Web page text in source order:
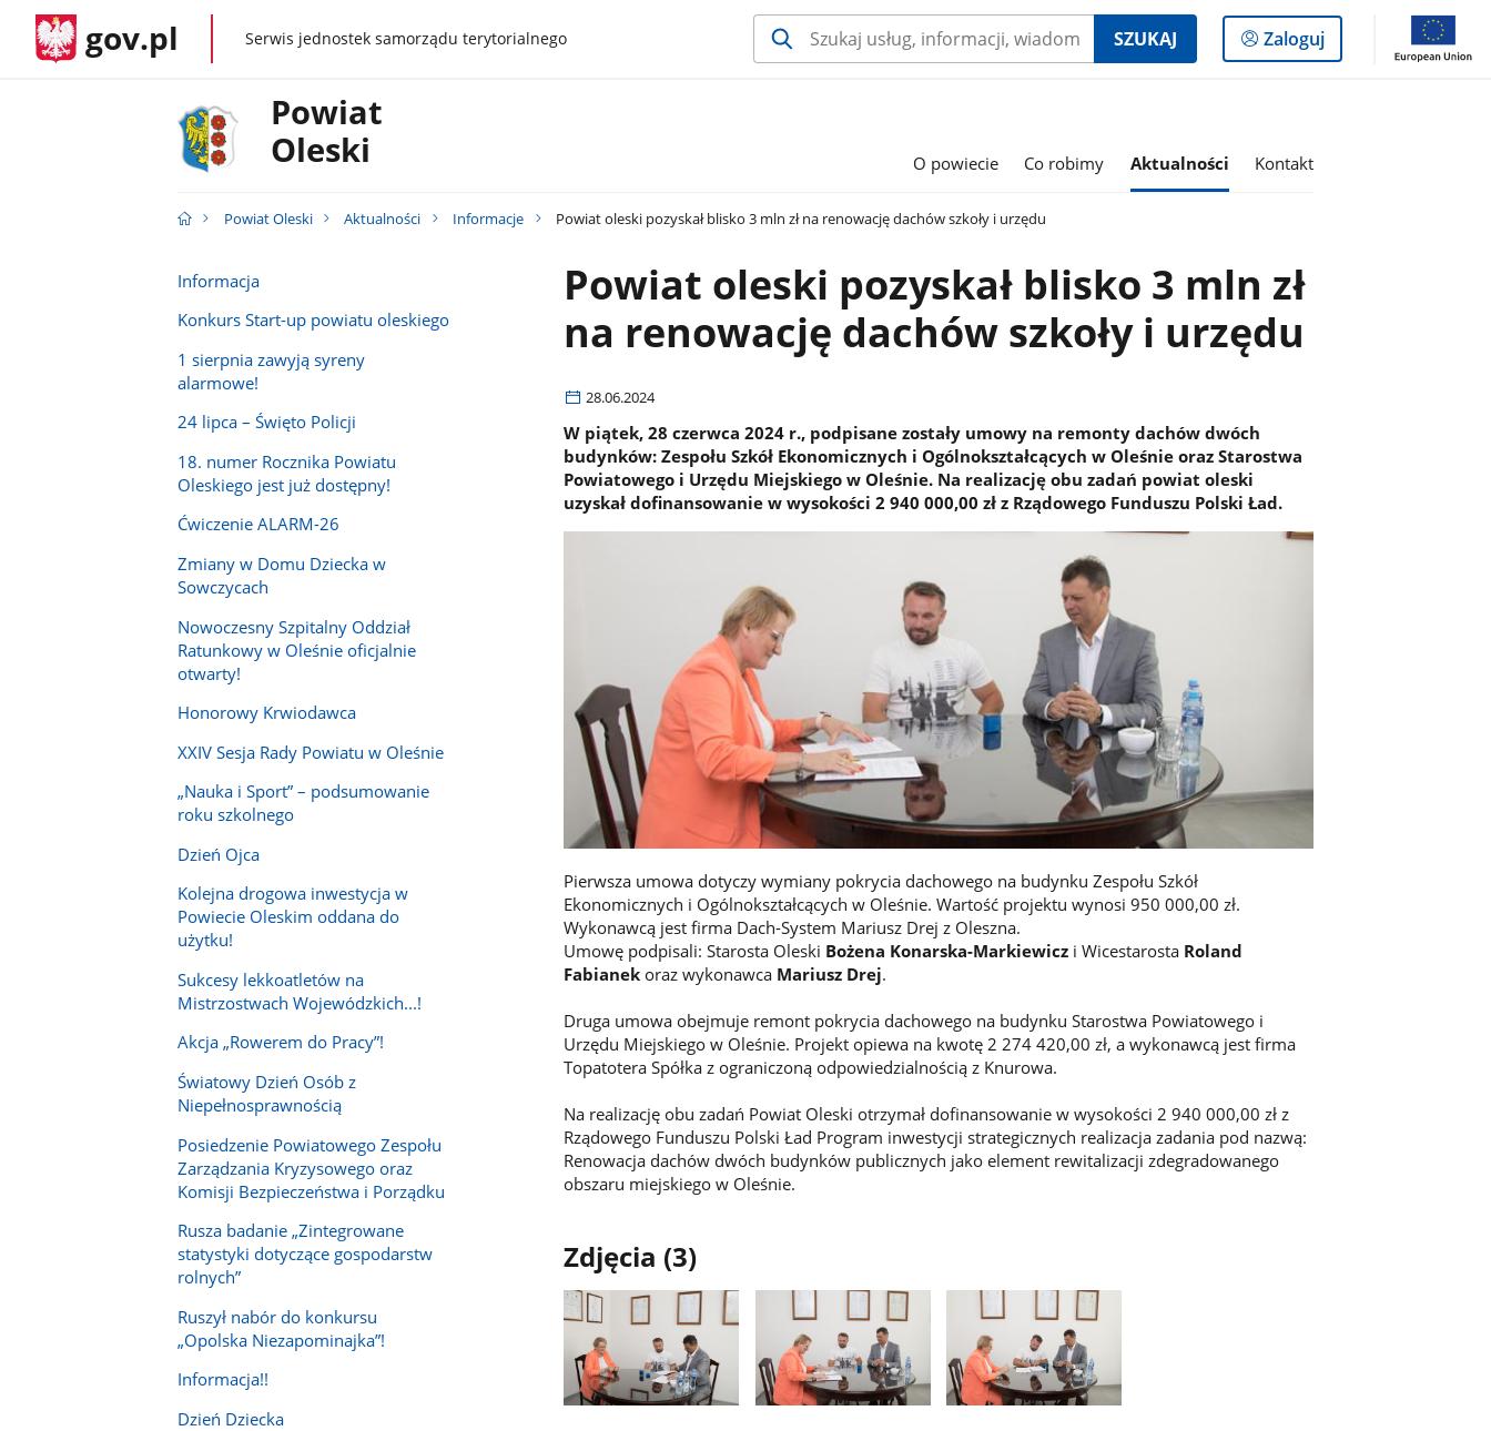
gov.pl gov.plSerwis jednostek samorządu terytorialnego SZUKAJ
Logowanie
do
Zaloguj
Powiat
Oleski
O powiecie Co robimy Aktualności Kontakt
Powiat Oleski Aktualności Informacje Powiat oleski pozyskał blisko 3 mln zł na renowację dachów szkoły i urzędu
Informacja
Konkurs Start-up powiatu oleskiego
1 sierpnia zawyją syreny
alarmowe!
24 lipca – Święto Policji
18. numer Rocznika Powiatu
Oleskiego jest już dostępny!
Ćwiczenie ALARM-26
Zmiany w Domu Dziecka w
Sowczycach
Nowoczesny Szpitalny Oddział
Ratunkowy w Oleśnie oficjalnie
otwarty!
Honorowy Krwiodawca
XXIV Sesja Rady Powiatu w Oleśnie
„Nauka i Sport” – podsumowanie
roku szkolnego
Dzień Ojca
Kolejna drogowa inwestycja w
Powiecie Oleskim oddana do
użytku!
Sukcesy lekkoatletów na
Mistrzostwach Wojewódzkich...!
Akcja „Rowerem do Pracy”!
Światowy Dzień Osób z
Niepełnosprawnością
Posiedzenie Powiatowego Zespołu
Zarządzania Kryzysowego oraz
Komisji Bezpieczeństwa i Porządku
Rusza badanie „Zintegrowane
statystyki dotyczące gospodarstw
rolnych”
Ruszył nabór do konkursu
„Opolska Niezapominajka”!
Informacja!!
Dzień Dziecka
Powiat oleski pozyskał blisko 3 mln zł
na renowację dachów szkoły i urzędu
28.06.2024
W piątek, 28 czerwca 2024 r., podpisane zostały umowy na remonty dachów dwóch
budynków: Zespołu Szkół Ekonomicznych i Ogólnokształcących w Oleśnie oraz Starostwa
Powiatowego i Urzędu Miejskiego w Oleśnie. Na realizację obu zadań powiat oleski
uzyskał dofinansowanie w wysokości 2 940 000,00 zł z Rządowego Funduszu Polski Ład.
Pierwsza umowa dotyczy wymiany pokrycia dachowego na budynku Zespołu Szkół
Ekonomicznych i Ogólnokształcących w Oleśnie. Wartość projektu wynosi 950 000,00 zł.
Wykonawcą jest firma Dach-System Mariusz Drej z Oleszna.
Umowę podpisali: Starosta Oleski Bożena Konarska-Markiewicz i Wicestarosta Roland
Fabianekoraz wykonawca Mariusz Drej.
Druga umowa obejmuje remont pokrycia dachowego na budynku Starostwa Powiatowego i
Urzędu Miejskiego w Oleśnie. Projekt opiewa na kwotę 2 274 420,00 zł, a wykonawcą jest firma
Topatotera Spółka z ograniczoną odpowiedzialnością z Knurowa.
Na realizację obu zadań Powiat Oleski otrzymał dofinansowanie w wysokości 2 940 000,00 zł z
Rządowego Funduszu Polski Ład Program inwestycji strategicznych realizacja zadania pod nazwą:
Renowacja dachów dwóch budynków publicznych jako element rewitalizacji zdegradowanego
obszaru miejskiego w Oleśnie.
Zdjęcia (3)